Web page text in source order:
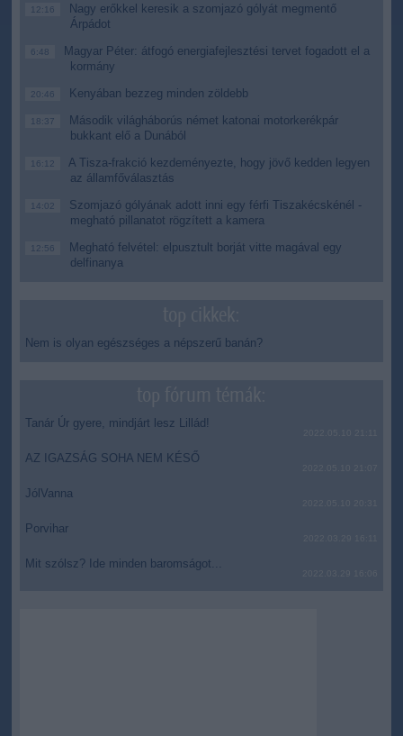
12:16
Nagy erőkkel keresik a szomjazó gólyát megmentő
Árpádot
6:48
Magyar Péter: átfogó energiafejlesztési tervet fogadott el a
kormány
20:46 Kenyában bezzeg minden zöldebb
18:37
Második világháborús német katonai motorkerékpár
bukkant elő a Dunából
16:12
A Tisza-frakció kezdeményezte, hogy jövő kedden legyen
az államfőválasztás
14:02
Szomjazó gólyának adott inni egy férfi Tiszakécskénél -
megható pillanatot rögzített a kamera
12:56
Megható felvétel: elpusztult borját vitte magával egy
delfinanya
Nem is olyan egészséges a népszerű banán?
Tanár Úr gyere, mindjárt lesz Lillád!
AZ IGAZSÁG SOHA NEM KÉSŐ
JólVanna
Porvihar
Mit szólsz? Ide minden baromságot...